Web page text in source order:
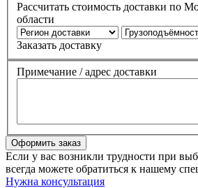
Рассчитать стоимость доставки по
области
Заказать доставку
Примечание / адрес доставки
Если у вас возникли трудности при
всегда можете обратиться к нашему
Нужна консультация